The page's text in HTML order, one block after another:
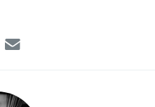
Facebook